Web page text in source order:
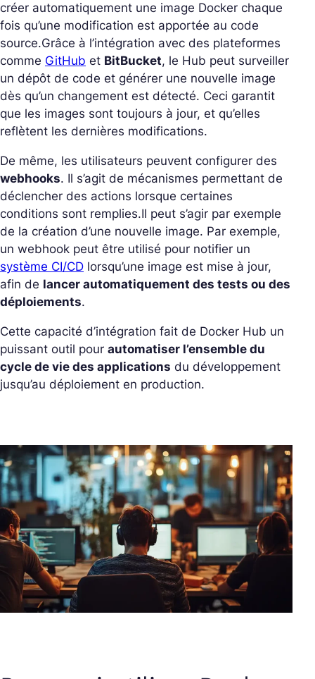
créer automatiquement une image Docker chaque
fois qu’une modification est apportée au code
source.Grâce à l’intégration avec des plateformes
comme GitHub et BitBucket, le Hub peut surveiller
un dépôt de code et générer une nouvelle image
dès qu’un changement est détecté. Ceci garantit
que les images sont toujours à jour, et qu’elles
reflètent les dernières modifications.
De même, les utilisateurs peuvent configurer des
webhooks. Il s’agit de mécanismes permettant de
déclencher des actions lorsque certaines
conditions sont remplies.Il peut s’agir par exemple
de la création d’une nouvelle image. Par exemple,
un webhook peut être utilisé pour notifier un
système CI/CD lorsqu’une image est mise à jour,
afin de lancer automatiquement des tests ou des
déploiements.
Cette capacité d’intégration fait de Docker Hub un
puissant outil pour automatiser l’ensemble du
cycle de vie des applications du développement
jusqu’au déploiement en production.